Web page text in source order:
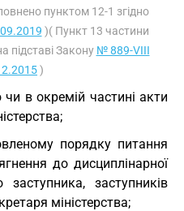
пунктом 12-1 згідно
)( Пункт 13 частини
підставі Закону № 889-VIII
)
в окремій частині акти
порядку питання
до дисциплінарної
заступника, заступників
міністерства;